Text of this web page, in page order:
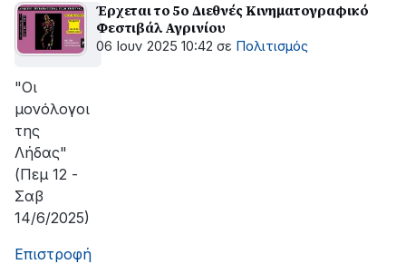
ΔΕΔΔΗΕ
για
την
της
βλάβης
Έρχεται το 5ο Διεθνές Κινηματογραφικό
Φεστιβάλ Αγρινίου
06 Ιουν 2025 10:42 σε Πολιτισμός
"Οι
μονόλογοι
της
Λήδας"
(Πεμ 12 -
Σαβ
14/6/2025)
Επιστροφή